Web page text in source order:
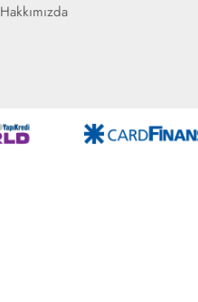
Hakkımızda